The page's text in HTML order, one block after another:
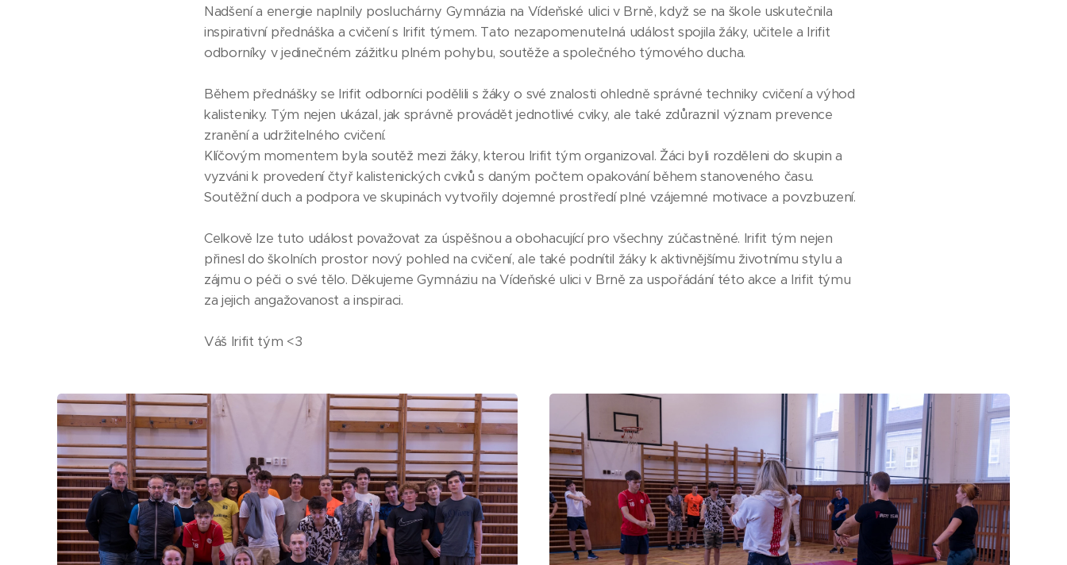
Nadšení a energie naplnily posluchárny Gymnázia na Vídeňské ulici v Brně, když se na škole uskutečnila
inspirativní přednáška a cvičení s Irifit týmem. Tato nezapomenutelná událost spojila žáky, učitele a Irifit
odborníky v jedinečném zážitku plném pohybu, soutěže a společného týmového ducha.
Během přednášky se Irifit odborníci podělili s žáky o své znalosti ohledně správné techniky cvičení a výhod
kalisteniky. Tým nejen ukázal, jak správně provádět jednotlivé cviky, ale také zdůraznil význam prevence
zranění a udržitelného cvičení.
Klíčovým momentem byla soutěž mezi žáky, kterou Irifit tým organizoval. Žáci byli rozděleni do skupin a
vyzváni k provedení čtyř kalistenických cviků s daným počtem opakování během stanoveného času.
Soutěžní duch a podpora ve skupinách vytvořily dojemné prostředí plné vzájemné motivace a povzbuzení.
Celkově lze tuto událost považovat za úspěšnou a obohacující pro všechny zúčastněné. Irifit tým nejen
přinesl do školních prostor nový pohled na cvičení, ale také podnítil žáky k aktivnějšímu životnímu stylu a
zájmu o péči o své tělo. Děkujeme Gymnáziu na Vídeňské ulici v Brně za uspořádání této akce a Irifit týmu
za jejich angažovanost a inspiraci.
Váš Irifit tým <3